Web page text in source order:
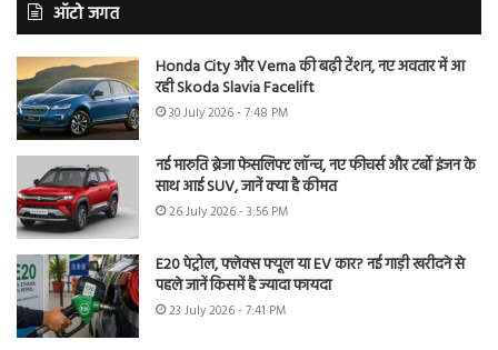
ऑटो जगत
Honda City और Verna की बढ़ी टेंशन, नए अवतार में आ
रही Skoda Slavia Facelift
30 July 2026 - 7:48 PM
नई मारुति ब्रेजा फेसलिफ्ट लॉन्च, नए फीचर्स और टर्बो इंजन के
साथ आई SUV, जानें क्या है कीमत
26 July 2026 - 3:56 PM
E20 पेट्रोल, फ्लेक्स फ्यूल या EV कार? नई गाड़ी खरीदने से
पहले जानें किसमें है ज्यादा फायदा
23 July 2026 - 7:41 PM